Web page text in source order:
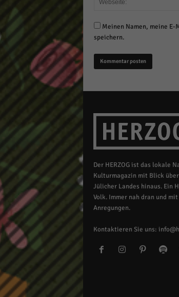
Meinen Namen, meine
speichern.
Der HERZOG ist das lokale
Kulturmagazin mit Blick
Jülicher Landes hinaus. Ein
Volk. Immer nah dran und
Anregungen.
Kontaktieren Sie uns: